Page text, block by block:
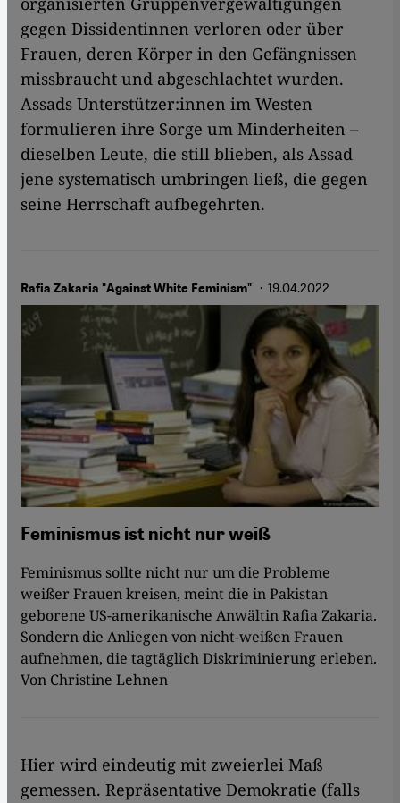
gegen Dissidentinnen verloren oder über
Frauen, deren Körper in den Gefängnissen
missbraucht und abgeschlachtet wurden.
Assads Unterstützer:innen im Westen
formulieren ihre Sorge um Minderheiten –
dieselben Leute, die still blieben, als Assad
jene systematisch umbringen ließ, die gegen
seine Herrschaft aufbegehrten.
Rafia Zakaria "Against White Feminism" · 19.04.2022
Feminismus ist nicht nur weiß
Feminismus sollte nicht nur um die Probleme
weißer Frauen kreisen, meint die in Pakistan
geborene US-amerikanische Anwältin Rafia Zakaria.
Sondern die Anliegen von nicht-weißen Frauen
aufnehmen, die tagtäglich Diskriminierung erleben.
Von Christine Lehnen
Hier wird eindeutig mit zweierlei Maß
gemessen. Repräsentative Demokratie (falls